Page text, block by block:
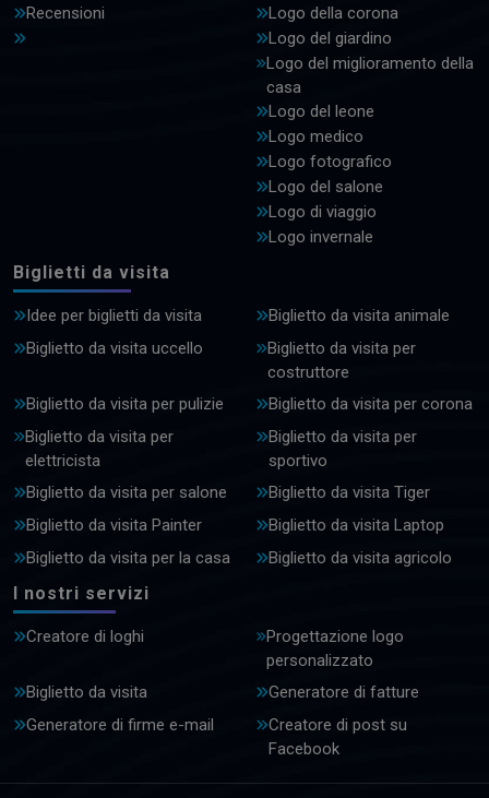
Recensioni
Logo della corona
Logo del giardino
Logo del miglioramento della
casa
Logo del leone
Logo medico
Logo fotografico
Logo del salone
Logo di viaggio
Logo invernale
Biglietti da visita
Idee per biglietti da visita
Biglietto da visita animale
Biglietto da visita uccello
Biglietto da visita per
costruttore
Biglietto da visita per pulizie
Biglietto da visita per corona
Biglietto da visita per
elettricista
Biglietto da visita per
sportivo
Biglietto da visita per salone
Biglietto da visita Tiger
Biglietto da visita Painter
Biglietto da visita Laptop
Biglietto da visita per la casa
Biglietto da visita agricolo
I nostri servizi
Creatore di loghi
Progettazione logo
personalizzato
Biglietto da visita
Generatore di fatture
Generatore di firme e-mail
Creatore di post su
Facebook